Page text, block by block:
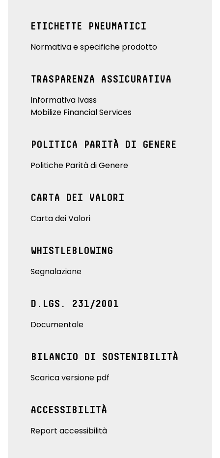
ETICHETTE PNEUMATICI
Normativa e specifiche prodotto
TRASPARENZA ASSICURATIVA
Informativa Ivass
Mobilize Financial Services
POLITICA PARITÀ DI GENERE
Politiche Parità di Genere
CARTA DEI VALORI
Carta dei Valori
WHISTLEBLOWING
Segnalazione
D.LGS. 231/2001
Documentale
BILANCIO DI SOSTENIBILITÀ
Scarica versione pdf
ACCESSIBILITÀ
Report accessibilità